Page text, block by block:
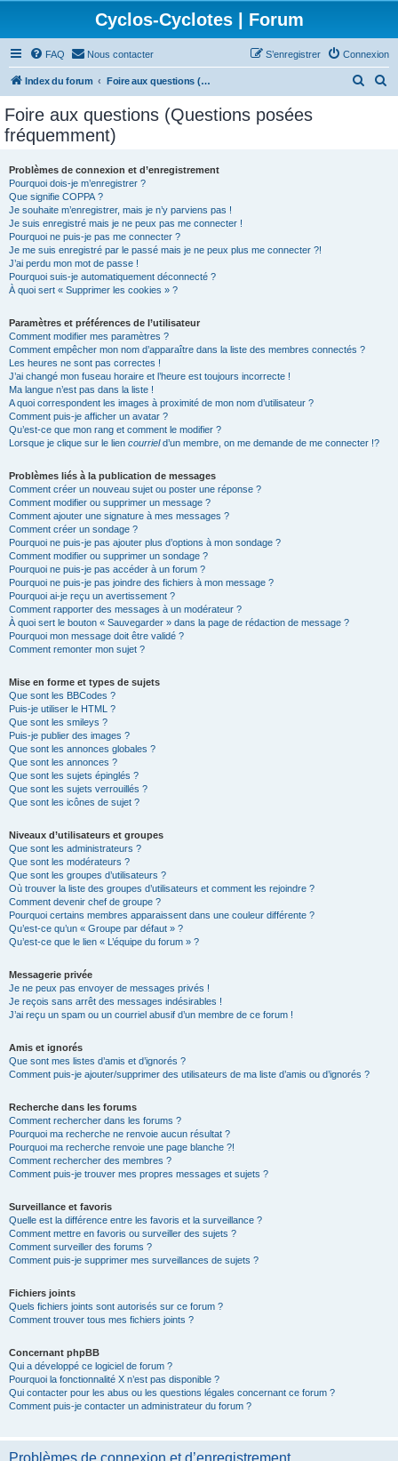
Cyclos-Cyclotes | Forum
FAQ Nous contacter Connexion
S’enregistrer
Index du forum Foire aux questions (Questions posées fréquemment)
Foire aux questions (Questions posées
fréquemment)
Problèmes de connexion et d’enregistrement
Pourquoi dois-je m’enregistrer ?
Que signifie COPPA ?
Je souhaite m’enregistrer, mais je n’y parviens pas !
Je suis enregistré mais je ne peux pas me connecter !
Pourquoi ne puis-je pas me connecter ?
Je me suis enregistré par le passé mais je ne peux plus me connecter ?!
J’ai perdu mon mot de passe !
Pourquoi suis-je automatiquement déconnecté ?
À quoi sert « Supprimer les cookies » ?
Paramètres et préférences de l’utilisateur
Comment modifier mes paramètres ?
Comment empêcher mon nom d’apparaître dans la liste des membres connectés ?
Les heures ne sont pas correctes !
J’ai changé mon fuseau horaire et l’heure est toujours incorrecte !
Ma langue n’est pas dans la liste !
A quoi correspondent les images à proximité de mon nom d’utilisateur ?
Comment puis-je afficher un avatar ?
Qu’est-ce que mon rang et comment le modifier ?
Lorsque je clique sur le lien courrield’un membre, on me demande de me connecter !?
Problèmes liés à la publication de messages
Comment créer un nouveau sujet ou poster une réponse ?
Comment modifier ou supprimer un message ?
Comment ajouter une signature à mes messages ?
Comment créer un sondage ?
Pourquoi ne puis-je pas ajouter plus d’options à mon sondage ?
Comment modifier ou supprimer un sondage ?
Pourquoi ne puis-je pas accéder à un forum ?
Pourquoi ne puis-je pas joindre des fichiers à mon message ?
Pourquoi ai-je reçu un avertissement ?
Comment rapporter des messages à un modérateur ?
À quoi sert le bouton « Sauvegarder » dans la page de rédaction de message ?
Pourquoi mon message doit être validé ?
Comment remonter mon sujet ?
Mise en forme et types de sujets
Que sont les BBCodes ?
Puis-je utiliser le HTML ?
Que sont les smileys ?
Puis-je publier des images ?
Que sont les annonces globales ?
Que sont les annonces ?
Que sont les sujets épinglés ?
Que sont les sujets verrouillés ?
Que sont les icônes de sujet ?
Niveaux d’utilisateurs et groupes
Que sont les administrateurs ?
Que sont les modérateurs ?
Que sont les groupes d’utilisateurs ?
Où trouver la liste des groupes d’utilisateurs et comment les rejoindre ?
Comment devenir chef de groupe ?
Pourquoi certains membres apparaissent dans une couleur différente ?
Qu’est-ce qu’un « Groupe par défaut » ?
Qu’est-ce que le lien « L’équipe du forum » ?
Messagerie privée
Je ne peux pas envoyer de messages privés !
Je reçois sans arrêt des messages indésirables !
J’ai reçu un spam ou un courriel abusif d’un membre de ce forum !
Amis et ignorés
Que sont mes listes d’amis et d’ignorés ?
Comment puis-je ajouter/supprimer des utilisateurs de ma liste d’amis ou d’ignorés ?
Recherche dans les forums
Comment rechercher dans les forums ?
Pourquoi ma recherche ne renvoie aucun résultat ?
Pourquoi ma recherche renvoie une page blanche ?!
Comment rechercher des membres ?
Comment puis-je trouver mes propres messages et sujets ?
Surveillance et favoris
Quelle est la différence entre les favoris et la surveillance ?
Comment mettre en favoris ou surveiller des sujets ?
Comment surveiller des forums ?
Comment puis-je supprimer mes surveillances de sujets ?
Fichiers joints
Quels fichiers joints sont autorisés sur ce forum ?
Comment trouver tous mes fichiers joints ?
Concernant phpBB
Qui a développé ce logiciel de forum ?
Pourquoi la fonctionnalité X n’est pas disponible ?
Qui contacter pour les abus ou les questions légales concernant ce forum ?
Comment puis-je contacter un administrateur du forum ?
Problèmes de connexion et d’enregistrement